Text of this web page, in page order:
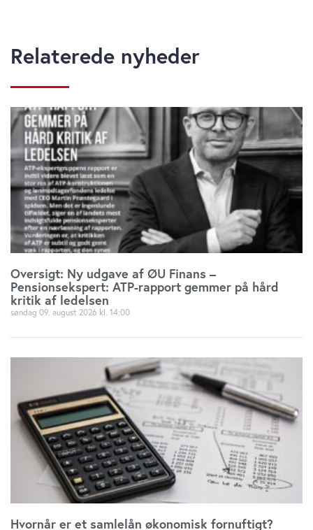
Relaterede nyheder
Oversigt: Ny udgave af ØU Finans –
Pensionsekspert: ATP-rapport gemmer på hård
kritik af ledelsen
søndag 09. august 2026 14:00
Hvornår er et samlelån økonomisk fornuftigt?